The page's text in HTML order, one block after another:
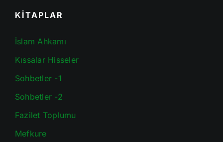
KİTAPLAR
İslam Ahkamı
Kıssalar Hisseler
Sohbetler -1
Sohbetler -2
Fazilet Toplumu
Mefkure